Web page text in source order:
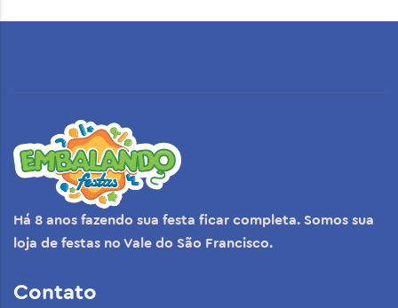
Há 8 anos fazendo sua festa ficar completa. Somos sua
loja de festas no Vale do São Francisco.
Contato